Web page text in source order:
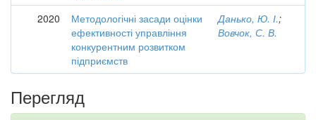
2020
Методологічні засади оцінки
ефективності управління
конкурентним розвитком
підприємств
Данько, Ю. І.;
Вовчок, С. В.
Перегляд